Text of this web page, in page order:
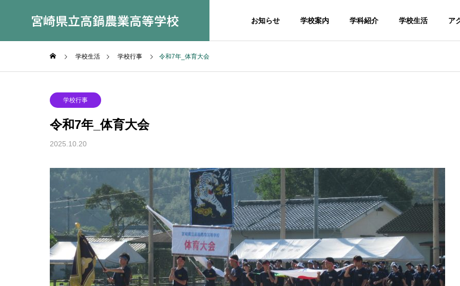
宮崎県立高鍋農業高等学校 お知らせ 学校案内 学科紹介 学校生活 ア
園芸科学科
Horticultural
Sciences
畜産科学科
Zoological Sciences
食品科
Food
学校生活 学校行事 令和7年_体育大会
学校行事
令和7年_体育大会
2025.10.20